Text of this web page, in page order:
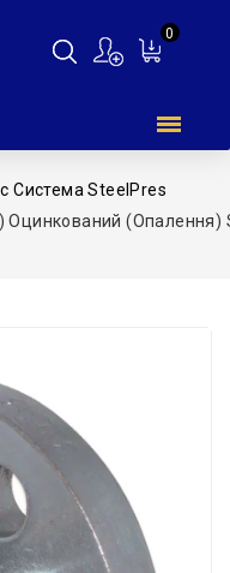
0
Система SteelPres
(опалення)